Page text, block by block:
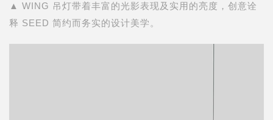
▲ WING 吊灯带着丰富的光影表现及实用的亮度，创意诠
释 SEED 简约而务实的设计美学。